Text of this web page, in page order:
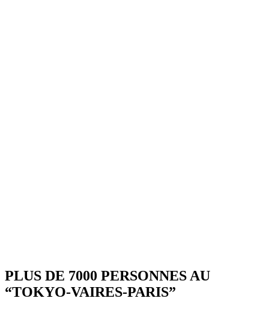
PLUS DE 7000 PERSONNES AU
“TOKYO-VAIRES-PARIS”